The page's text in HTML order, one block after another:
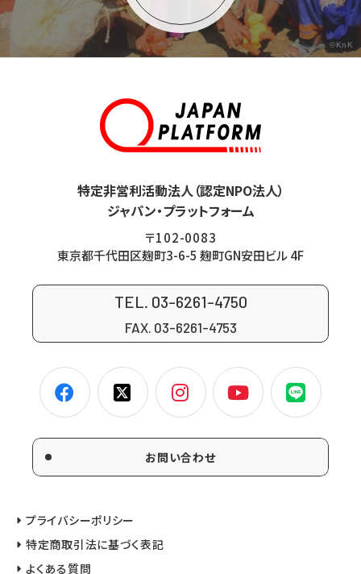
©KnK
特定非営利活動法人（認定NPO法人）
ジャパン・プラットフォーム
〒102-0083
東京都千代田区麹町3-6-5 麹町GN安田ビル 4F
TEL. 03-6261-4750
FAX. 03-6261-4753
お問い合わせ
プライバシーポリシー
特定商取引法に基づく表記
よくある質問